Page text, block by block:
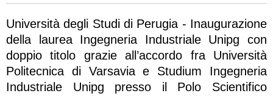
Università degli Studi di Perugia - Inaugurazione
della laurea Ingegneria Industriale Unipg con
doppio titolo grazie all’accordo fra Università
Politecnica di Varsavia e Studium Ingegneria
Industriale Unipg presso il Polo Scientifico